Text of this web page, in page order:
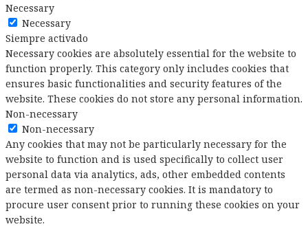
Necessary
Necessary
Siempre activado
Necessary cookies are absolutely essential for the website to
function properly. This category only includes cookies that
ensures basic functionalities and security features of the
website. These cookies do not store any personal information.
Non-necessary
Non-necessary
Any cookies that may not be particularly necessary for the
website to function and is used specifically to collect user
personal data via analytics, ads, other embedded contents
are termed as non-necessary cookies. It is mandatory to
procure user consent prior to running these cookies on your
website.